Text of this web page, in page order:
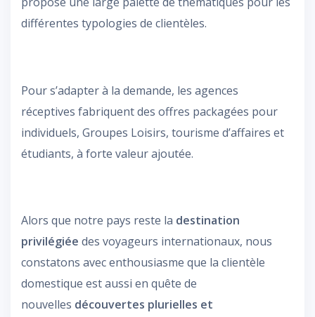
différentes typologies de clientèles.
Pour s’adapter à la demande, les agences
réceptives fabriquent des offres packagées pour
individuels, Groupes Loisirs, tourisme d’affaires et
étudiants, à forte valeur ajoutée.
Alors que notre pays reste la destination
privilégiée des voyageurs internationaux, nous
constatons avec enthousiasme que la clientèle
domestique est aussi en quête de
nouvelles découvertes plurielles et